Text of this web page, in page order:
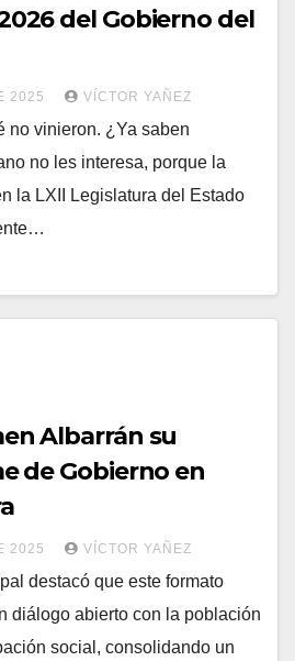
del Gobierno del
2025 VÍCTOR YAÑEZ
no vinieron. ¿Ya saben
no les interesa, porque la
la LXII Legislatura del Estado
Albarrán su
de Gobierno en
2025 VÍCTOR YAÑEZ
destacó que este formato
diálogo abierto con la población
social, consolidando un